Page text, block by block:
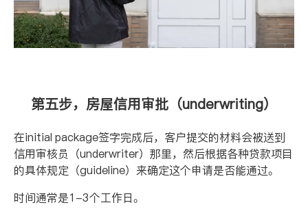
第五步，房屋信用审批（underwriting）
在initial package签字完成后，客户提交的材料会被送到
信用审核员（underwriter）那里，然后根据各种贷款项目
的具体规定（guideline）来确定这个申请是否能通过。
时间通常是1-3个工作日。